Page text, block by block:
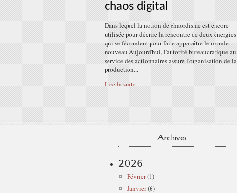
chaos digital
Dans lequel la notion de chaordisme est encore
utilisée pour décrire la rencontre de deux énergies
qui se fécondent pour faire apparaître le monde
nouveau Aujourd'hui, l'autorité bureaucratique au
service des actionnaires assure l'organisation de la
production...
Lire la suite
Archives
2026
Février(1)
Janvier(6)